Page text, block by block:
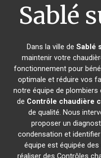
Sablé
Dans la ville deSablé
maintenir votre
fonctionnement pour
optimale et réduire vos
notre équipe de
de Contrôle chaudière
de qualité. Nous
proposer un
condensation et
équipe est équipée
réaliser des Contrôles